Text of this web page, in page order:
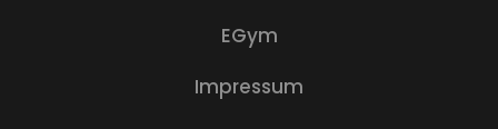
EGym
Impressum